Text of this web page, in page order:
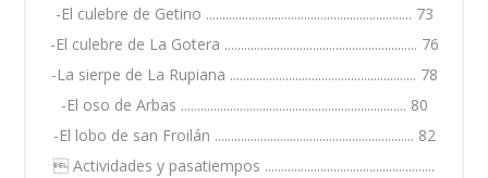
-El culebre de Getino ............................................................... 73
-El culebre de La Gotera ........................................................... 76
-La sierpe de La Rupiana ......................................................... 78
-El oso de Arbas ..................................................................... 80
-El lobo de san Froilán ............................................................. 82
 Actividades y pasatiempos ....................................................